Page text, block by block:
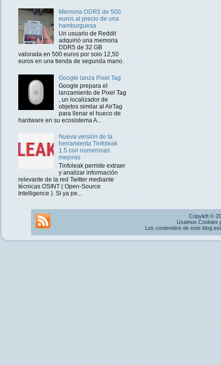
Memoria DDR5 de 500
euros al precio de una
hamburguesa
Un usuario de Reddit
adquirió una memoria
DDR5 de 32 GB
valorada en 500 euros por solo 12,50
euros en una tienda de segunda mano.
Google lanza Pixel Tag
Google prepara el
lanzamiento de Pixel Tag
, un localizador de
objetos similar al AirTag
para llenar el hueco de
hardware en su ecosistema A...
Nueva versión de la
herramienta Tinfoleak
1.5 con numerosas
mejoras
Tinfoleak permite extraer
y analizar información
relevante de la red Twitter mediante
técnicas OSINT ( Open-Source
Intelligence ). Si ya pe...
Copyleft ©
Usamos Cookies
Los contenidos de este blog